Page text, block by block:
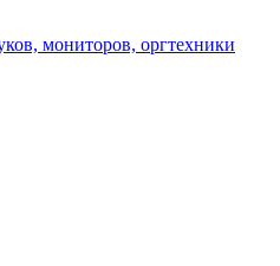
мониторов, оргтехники